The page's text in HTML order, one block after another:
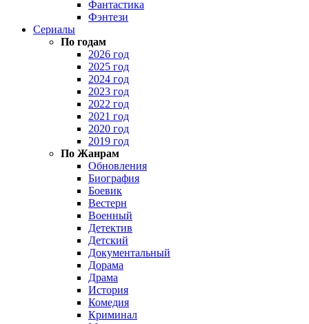
Фантастика
Фэнтези
Сериалы
По годам
2026 год
2025 год
2024 год
2023 год
2022 год
2021 год
2020 год
2019 год
По Жанрам
Обновления
Биография
Боевик
Вестерн
Военный
Детектив
Детский
Документальный
Дорама
Драма
История
Комедия
Криминал